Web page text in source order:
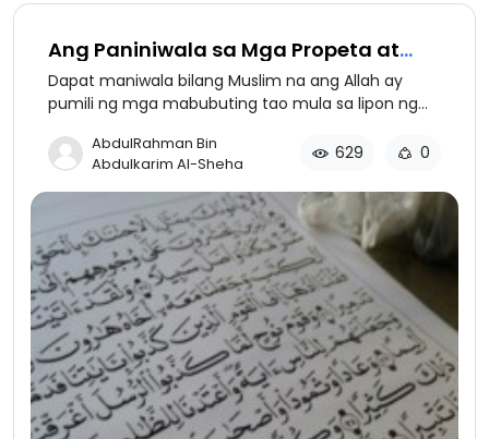
Ang Paniniwala sa Mga Propeta at
Sugo ng Allah
Dapat maniwala bilang Muslim na ang Allah ay
pumili ng mga mabubuting tao mula sa lipon ng
Kanyang ipinadala sa lahat ng nilikha upang
magdala ng partikular na batas; upang sambahin
at tumalima sa Allah , at magtatag ng Kanyang
Relihiyon at mapanatili ang Kanyang Kaisahan
(Tawheed).
AbdulRahman Bin
Abdulkarim Al-Sheha
629 0